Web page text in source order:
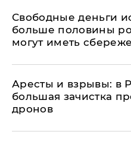
Свободные деньги
больше половины
могут иметь
Аресты и взрывы: в
большая зачистка
дронов